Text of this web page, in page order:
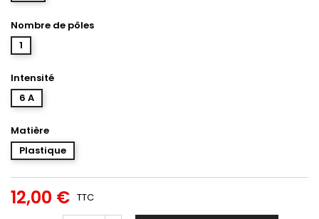
Nombre de pôles
1
Intensité
6 A
Matière
Plastique
12,00 € TTC